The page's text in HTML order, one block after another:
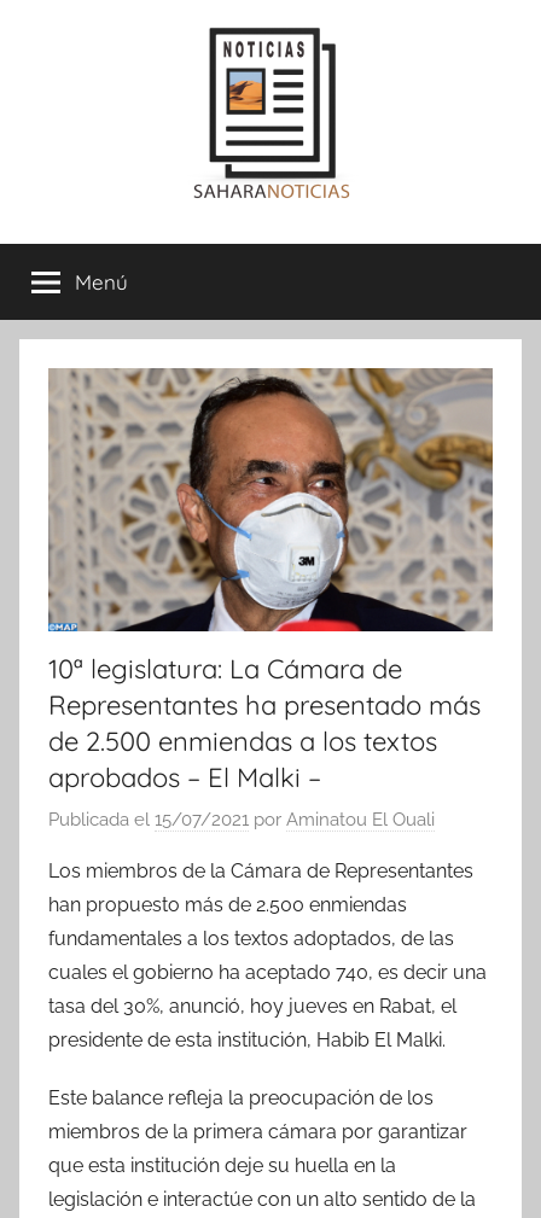
Sahara
Noticias
Menú
10ª legislatura: La Cámara de
Representantes ha presentado más
de 2.500 enmiendas a los textos
aprobados – El Malki –
Publicada el 15/07/2021 por Aminatou El Ouali
Los miembros de la Cámara de Representantes
han propuesto más de 2.500 enmiendas
fundamentales a los textos adoptados, de las
cuales el gobierno ha aceptado 740, es decir una
tasa del 30%, anunció, hoy jueves en Rabat, el
presidente de esta institución, Habib El Malki.
Este balance refleja la preocupación de los
miembros de la primera cámara por garantizar
que esta institución deje su huella en la
legislación e interactúe con un alto sentido de la